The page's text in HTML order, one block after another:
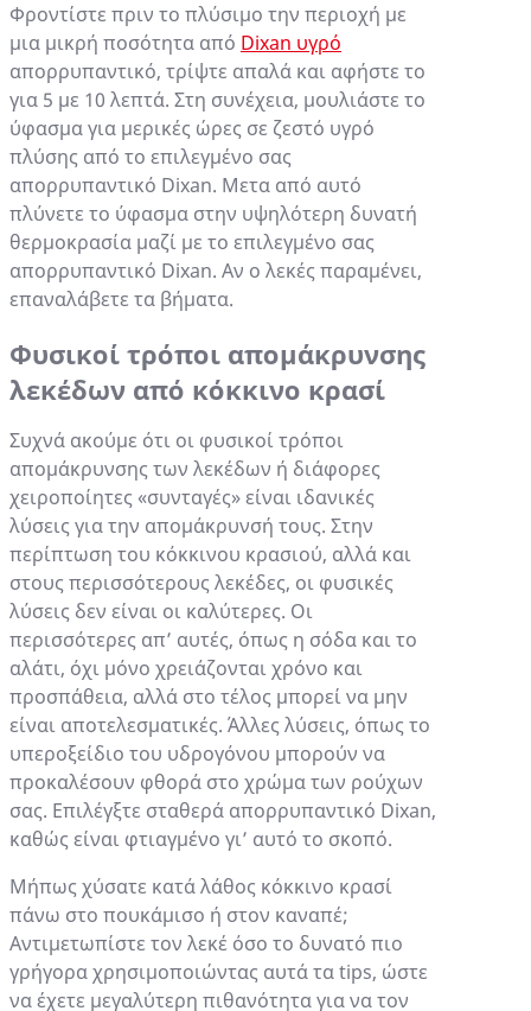
Φροντίστε πριν το πλύσιμο την περιοχή με
μια μικρή ποσότητα από Dixan υγρό
απορρυπαντικό, τρίψτε απαλά και αφήστε το
για 5 με 10 λεπτά. Στη συνέχεια, μουλιάστε το
ύφασμα για μερικές ώρες σε ζεστό υγρό
πλύσης από το επιλεγμένο σας
απορρυπαντικό Dixan. Μετα από αυτό
πλύνετε το ύφασμα στην υψηλότερη δυνατή
θερμοκρασία μαζί με το επιλεγμένο σας
απορρυπαντικό Dixan. Αν ο λεκές παραμένει,
επαναλάβετε τα βήματα.
Φυσικοί τρόποι απομάκρυνσης
λεκέδων από κόκκινο κρασί
Συχνά ακούμε ότι οι φυσικοί τρόποι
απομάκρυνσης των λεκέδων ή διάφορες
χειροποίητες «συνταγές» είναι ιδανικές
λύσεις για την απομάκρυνσή τους. Στην
περίπτωση του κόκκινου κρασιού, αλλά και
στους περισσότερους λεκέδες, οι φυσικές
λύσεις δεν είναι οι καλύτερες. Οι
περισσότερες απ’ αυτές, όπως η σόδα και το
αλάτι, όχι μόνο χρειάζονται χρόνο και
προσπάθεια, αλλά στο τέλος μπορεί να μην
είναι αποτελεσματικές. Άλλες λύσεις, όπως το
υπεροξείδιο του υδρογόνου μπορούν να
προκαλέσουν φθορά στο χρώμα των ρούχων
σας. Επιλέγξτε σταθερά απορρυπαντικό Dixan,
καθώς είναι φτιαγμένο γι’ αυτό το σκοπό.
Μήπως χύσατε κατά λάθος κόκκινο κρασί
πάνω στο πουκάμισο ή στον καναπέ;
Αντιμετωπίστε τον λεκέ όσο το δυνατό πιο
γρήγορα χρησιμοποιώντας αυτά τα tips, ώστε
να έχετε μεγαλύτερη πιθανότητα για να τον